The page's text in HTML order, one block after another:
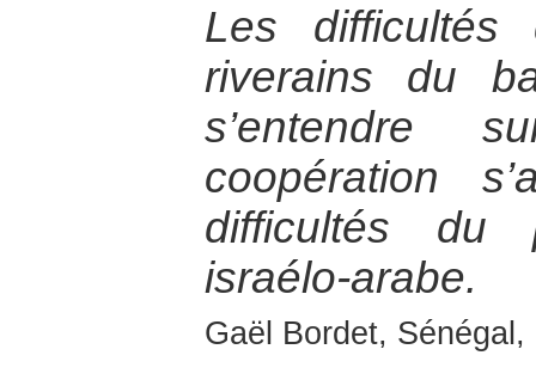
Les difficultés
riverains du
s’entendre
coopération
difficultés du
israélo-arabe.
Gaël Bordet,